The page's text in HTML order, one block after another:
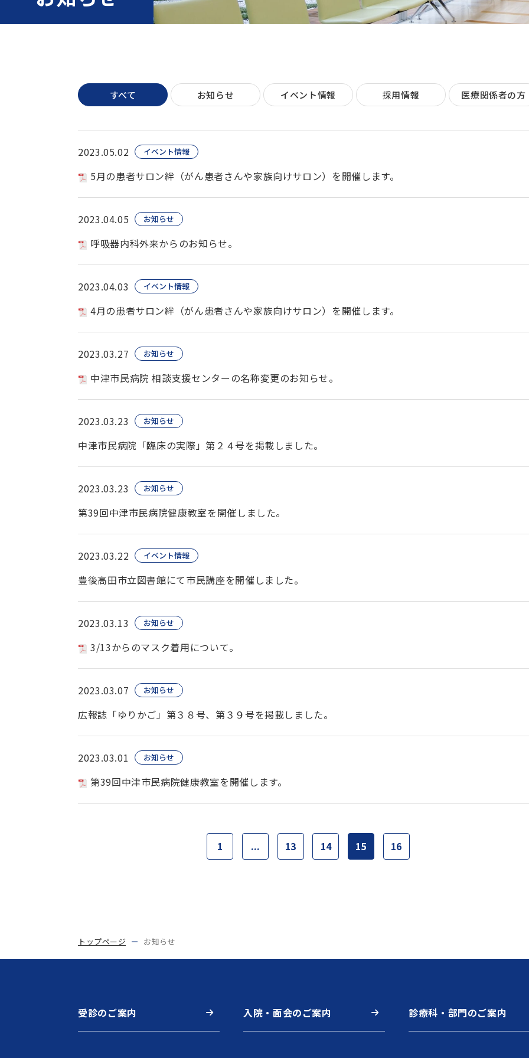
すべて お知らせ イベント情報 採用情報 医療関係者の方
2023.05.02 イベント情報
5月の患者サロン絆（がん患者さんや家族向けサロン）を開催します。
2023.04.05 お知らせ
呼吸器内科外来からのお知らせ。
2023.04.03 イベント情報
4月の患者サロン絆（がん患者さんや家族向けサロン）を開催します。
2023.03.27 お知らせ
中津市民病院 相談支援センターの名称変更のお知らせ。
2023.03.23 お知らせ
中津市民病院「臨床の実際」第２４号を掲載しました。
2023.03.23 お知らせ
第39回中津市民病院健康教室を開催しました。
2023.03.22 イベント情報
豊後高田市立図書館にて市民講座を開催しました。
2023.03.13 お知らせ
3/13からのマスク着用について。
2023.03.07 お知らせ
広報誌「ゆりかご」第３８号、第３９号を掲載しました。
2023.03.01 お知らせ
第39回中津市民病院健康教室を開催します。
1 ... 13 14 15 16
トップページ お知らせ
受診のご案内 入院・面会のご案内 診療科・部門のご案内